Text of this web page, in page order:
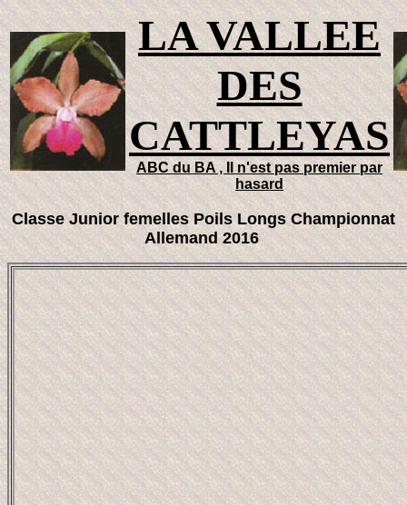
LA VALLEE
DES
CATTLEYAS
ABC du BA , Il n'est pas premier par
hasard
Classe Junior femelles Poils Longs Championnat
Allemand 2016